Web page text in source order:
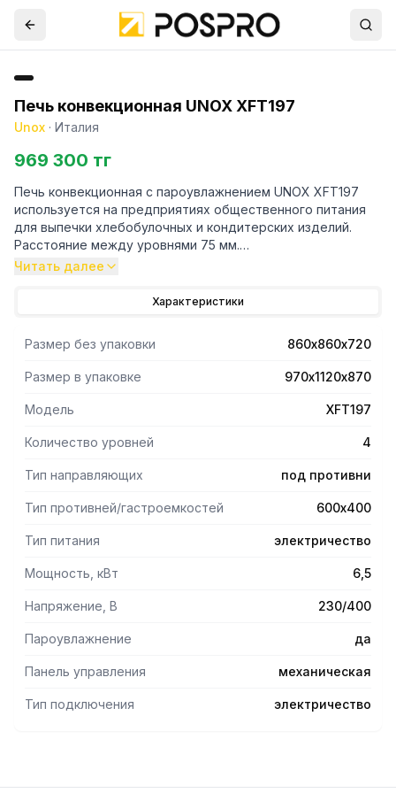
Печь конвекционная UNOX XFT197
Unox · Италия
969 300 тг
Печь конвекционная с пароувлажнением UNOX XFT197
используется на предприятиях общественного питания
для выпечки хлебобулочных и кондитерских изделий.
Расстояние между уровнями 75 мм.
Дверь открывается справа налево.
Читать далее
Характеристики
Размер без упаковки 860х860х720
Размер в упаковке 970х1120х870
Модель XFT197
Количество уровней 4
Тип направляющих под противни
Тип противней/гастроемкостей 600х400
Тип питания электричество
Мощность, кВт 6,5
Напряжение, В 230/400
Пароувлажнение да
Панель управления механическая
Тип подключения электричество